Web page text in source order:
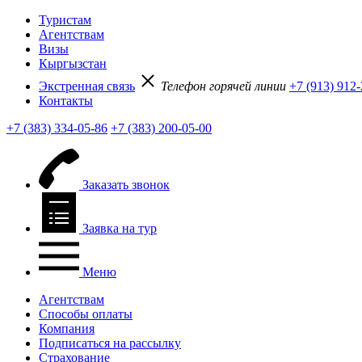
Туристам
Агентствам
Визы
Кыргызстан
Экстренная связь
Телефон горячей линии +7 (913)
Контакты
+7 (383) 334-05-86 +7 (383) 200-05-00
Заказать звонок
Заявка на тур
Меню
Агентствам
Способы оплаты
Компания
Подписаться на рассылку
Страхование